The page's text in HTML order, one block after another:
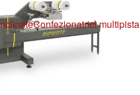
Confezionatrici multipista